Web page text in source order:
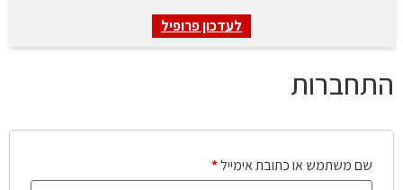
לעדכון פרופיל
התחברות
שם משתמש או כתובת אימייל*